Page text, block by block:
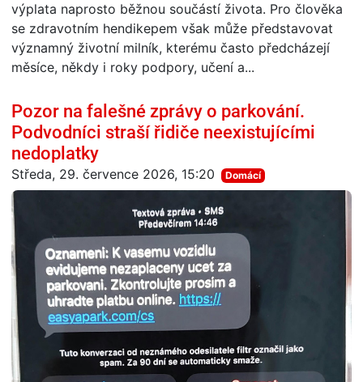
výplata naprosto běžnou součástí života. Pro člověka
se zdravotním hendikepem však může představovat
významný životní milník, kterému často předcházejí
měsíce, někdy i roky podpory, učení a...
Pozor na falešné zprávy o parkování.
Podvodníci straší řidiče neexistujícími
nedoplatky
Středa, 29. července 2026, 15:20 Domácí